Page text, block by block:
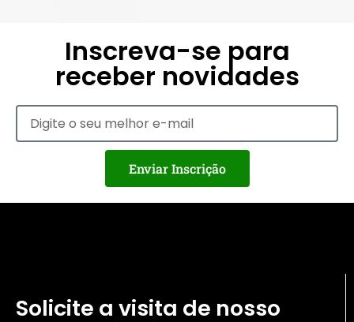
Inscreva-se para
receber novidades
Enviar Inscrição
Solicite a visita de nosso